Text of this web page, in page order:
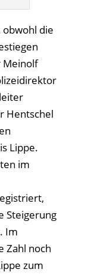
obwohl die
Meinolf
Hentschel
Lippe.
im
Steigerung
Im
Zahl noch
zum